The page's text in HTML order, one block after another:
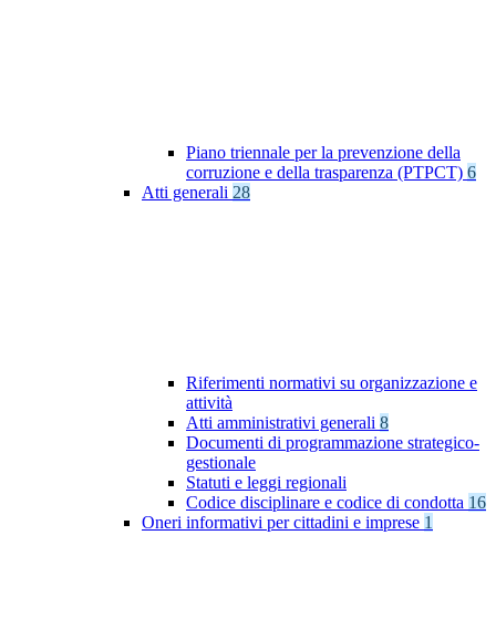
Piano triennale per la prevenzione della
corruzione e della trasparenza (PTPCT) 6
Atti generali 28
Riferimenti normativi su organizzazione e
attività
Atti amministrativi generali 8
Documenti di programmazione strategico-
gestionale
Statuti e leggi regionali
Codice disciplinare e codice di condotta 16
Oneri informativi per cittadini e imprese 1